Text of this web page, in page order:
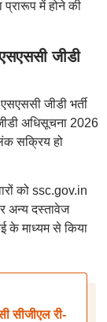
प्रारूप में होने की
जीडी
जीडी भर्ती
अधिसूचना 2026
सक्रिय हो
को ssc.gov.in
अन्य दस्तावेज
के माध्यम से किया
सीजीएल री-